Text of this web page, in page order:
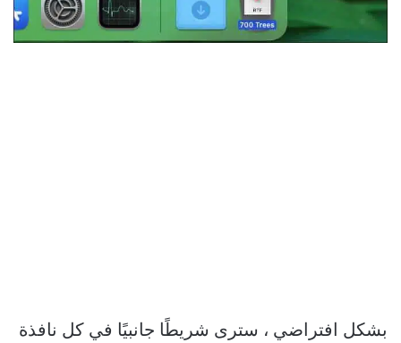
بشكل افتراضي ، سترى شريطًا جانبيًا في كل نافذة